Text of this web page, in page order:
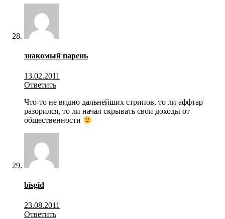
знакомый парень
13.02.2011
Ответить
Что-то не видно дальнейших стрипов, то ли аффтар
разорился, то ли начал скрывать свои доходы от
общественности
bisgid
23.08.2011
Ответить